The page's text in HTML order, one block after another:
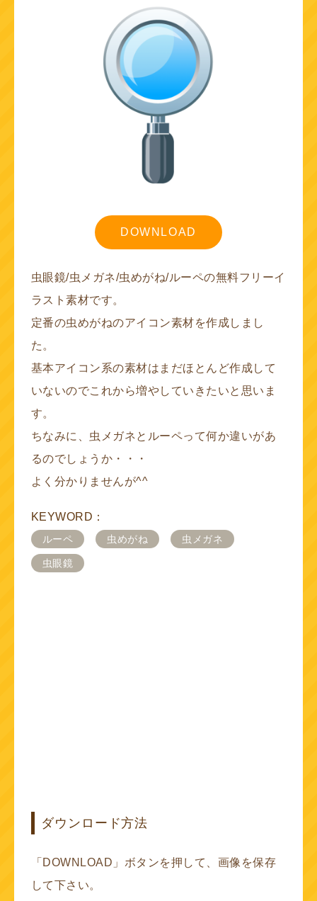
DOWNLOAD
虫眼鏡/虫メガネ/虫めがね/ルーペの無料フリーイ
ラスト素材です。
定番の虫めがねのアイコン素材を作成しまし
た。
基本アイコン系の素材はまだほとんど作成して
いないのでこれから増やしていきたいと思いま
す。
ちなみに、虫メガネとルーペって何か違いがあ
るのでしょうか・・・
よく分かりませんが^^
KEYWORD：
ルーペ 虫めがね 虫メガネ
虫眼鏡
ダウンロード方法
「DOWNLOAD」ボタンを押して、画像を保存
して下さい。